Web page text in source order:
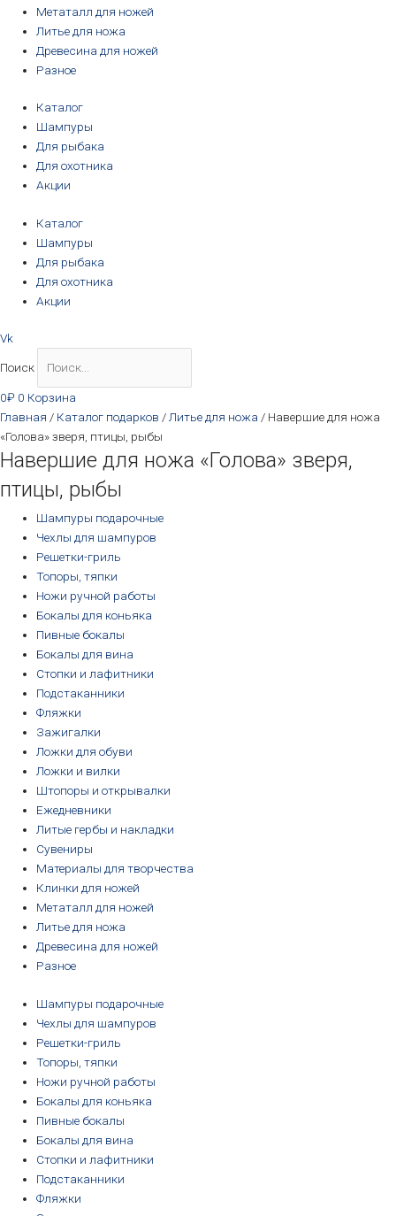
Метаталл для ножей
Литье для ножа
Древесина для ножей
Разное
Каталог
Шампуры
Для рыбака
Для охотника
Акции
Каталог
Шампуры
Для рыбака
Для охотника
Акции
Vk
Поиск
0₽ 0 Корзина
Главная / Каталог подарков / Литье для ножа / Навершие для ножа
«Голова» зверя, птицы, рыбы
Навершие для ножа «Голова» зверя,
птицы, рыбы
Шампуры подарочные
Чехлы для шампуров
Решетки-гриль
Топоры, тяпки
Ножи ручной работы
Бокалы для коньяка
Пивные бокалы
Бокалы для вина
Стопки и лафитники
Подстаканники
Фляжки
Зажигалки
Ложки для обуви
Ложки и вилки
Штопоры и открывалки
Ежедневники
Литые гербы и накладки
Сувениры
Материалы для творчества
Клинки для ножей
Метаталл для ножей
Литье для ножа
Древесина для ножей
Разное
Шампуры подарочные
Чехлы для шампуров
Решетки-гриль
Топоры, тяпки
Ножи ручной работы
Бокалы для коньяка
Пивные бокалы
Бокалы для вина
Стопки и лафитники
Подстаканники
Фляжки